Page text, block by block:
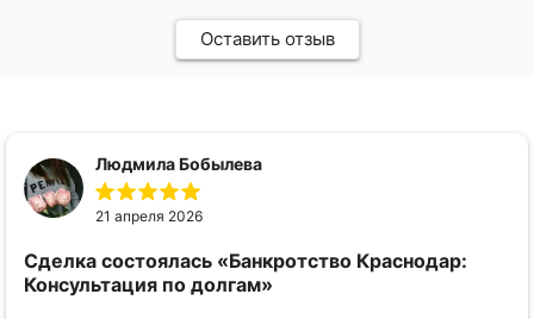
Оставить отзыв
Людмила Бобылева
21 апреля 2026
Сделка состоялась «Банкротство Краснодар:
Консультация по долгам»